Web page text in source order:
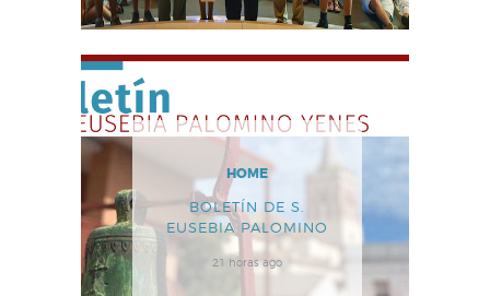
HOME
BOLETÍN DE S.
EUSEBIA PALOMINO
21 horas ago